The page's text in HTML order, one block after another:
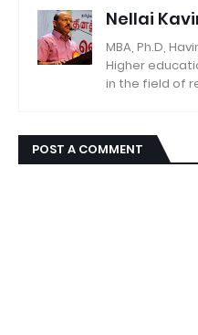
Nellai
MBA, Ph.D,
Higher
in the field of
POST A COMMENT